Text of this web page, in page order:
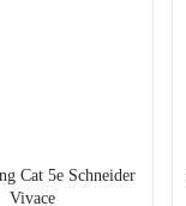
Cat 5e Schneider
Vivace